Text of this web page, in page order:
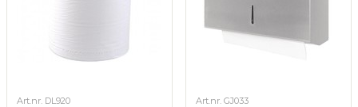
Art.nr. DL920 Art.nr. GJ033